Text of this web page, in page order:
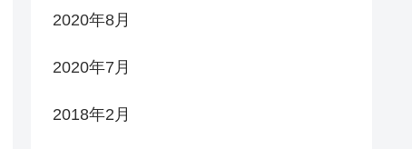
2020年8月
2020年7月
2018年2月